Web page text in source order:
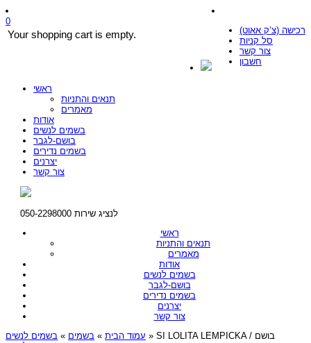
רכישה (צ’ק אאוט)
סל קניות
צור קשר
חשבון
0
Your shopping cart is empty.
ראשי
תנאים והתניות
מאמרים
אודות
בשמים לנשים
בושם-לגבר
בשמים נדירים
יצרנים
צור קשר
לנציג שירות 050-2298000
ראשי
תנאים והתניות
מאמרים
אודות
בשמים לנשים
בושם-לגבר
בשמים נדירים
יצרנים
צור קשר
עמוד הבית » בשמים » בשמים לנשים
» SI LOLITA LEMPICKA / בושם